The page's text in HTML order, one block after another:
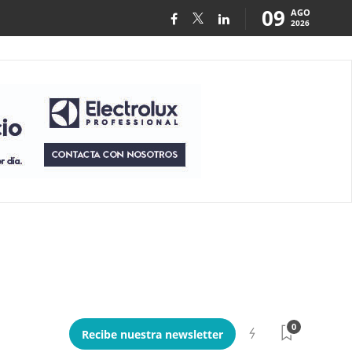
09 AGO
2026
Recibe nuestra newsletter
0